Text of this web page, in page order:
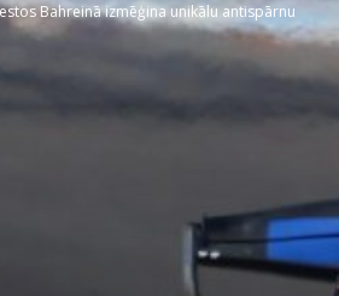
Bahreinā izmēģina unikālu antispārnu